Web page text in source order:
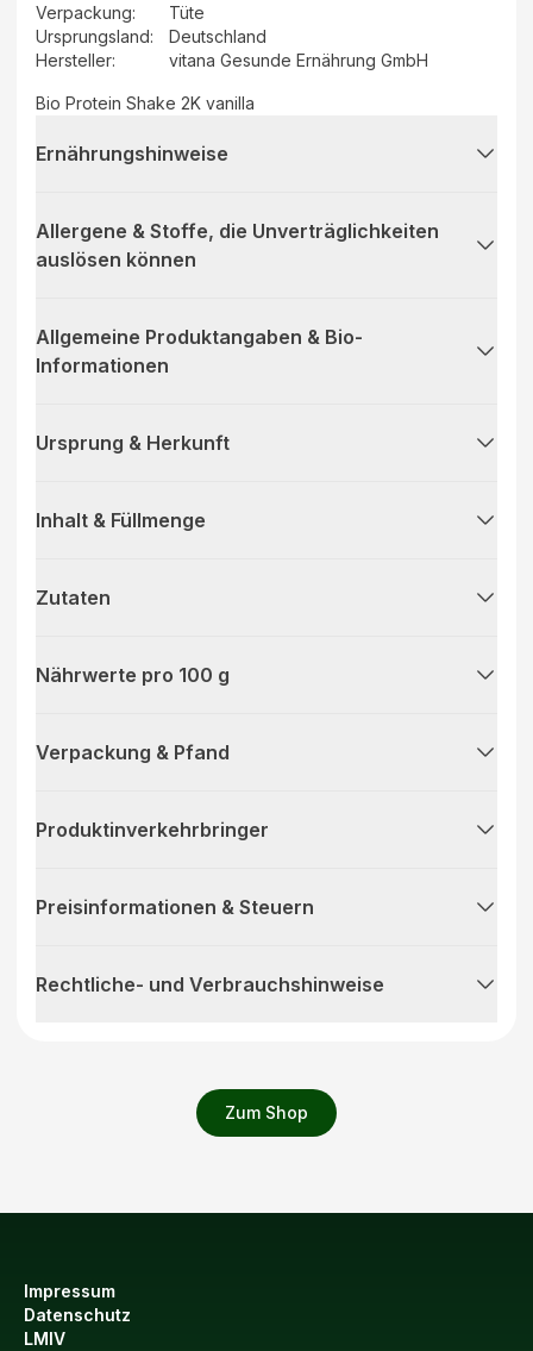
Zum Shop
Verpackung:
Tüte
Ursprungsland:
Deutschland
Hersteller: vitana Gesunde Ernährung GmbH
Bio Protein Shake 2K vanilla
Ernährungshinweise
Allergene & Stoffe, die Unverträglichkeiten
auslösen können
Allgemeine Produktangaben & Bio-
Informationen
Ursprung & Herkunft
Inhalt & Füllmenge
Zutaten
Nährwerte pro 100 g
Verpackung & Pfand
Produktinverkehrbringer
Preisinformationen & Steuern
Rechtliche- und Verbrauchshinweise
Impressum
Datenschutz
LMIV